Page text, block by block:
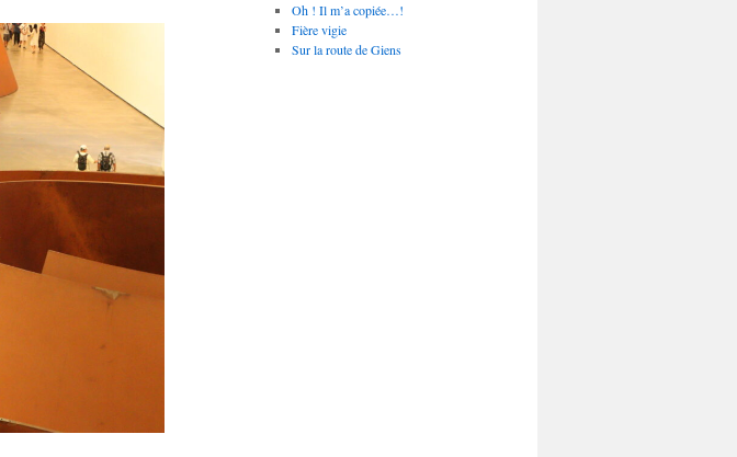
Oh ! Il m’a copiée…!
Fière vigie
Sur la route de Giens